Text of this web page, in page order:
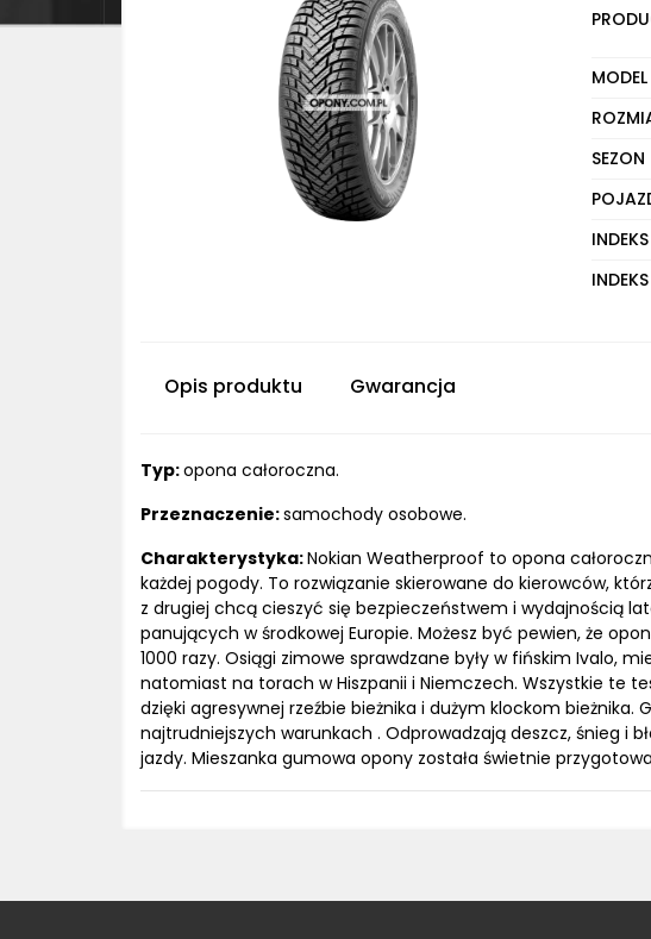
MODEL
SEZON
Opis produktu Gwarancja
Typ:opona całoroczna.
Przeznaczenie:samochody osobowe.
Charakterystyka:Nokian Weatherproof to opona
każdej pogody. To rozwiązanie skierowane do kierowców,
z drugiej chcą cieszyć się bezpieczeństwem i wydajnością
panujących w środkowej Europie. Możesz być pewien, że
1000 razy. Osiągi zimowe sprawdzane były w fińskim Ivalo,
natomiast na torach w Hiszpanii i Niemczech. Wszystkie te
dzięki agresywnej rzeźbie bieżnika i dużym klockom
najtrudniejszych warunkach . Odprowadzają deszcz, śnieg i
jazdy. Mieszanka gumowa opony została świetnie